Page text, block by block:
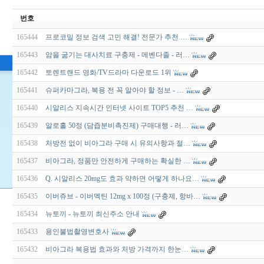
번호
165444 프로코밀 정보 검색 고민 해결! 전문가 추천 …
165443 암을 굶기는 대사치료 구충제 - 메벤다졸 - 러…
165442 토렌트랜드 영화/TV드라마 다운로드 1위
165441 슈퍼카마그라, 복용 전 꼭 알아야 할 정보 - …
165440 시알리스 지속시간 인터넷 사이트 TOP5 추천 …
165439 알로홀 50정 (담즙분비촉진제) 구매대행 - 러…
165438 처방전 없이 비아그라 구매 시 유의사항과 절…
165437 비아그라, 정품만 안전하게 구매하는 확실한 …
165436 Q. 시알리스 20mg도 효과 약하면 어떻게 하나요…
165435 이버쥬브 - 이버멕틴 12mg x 100정 (구충제, 항바…
165434 뉴토끼 - 뉴토끼 최신주소 안내
165433 용인불법촬영변호사
165432 비아그라 복용법 효과와 처방 가격까지 한눈…